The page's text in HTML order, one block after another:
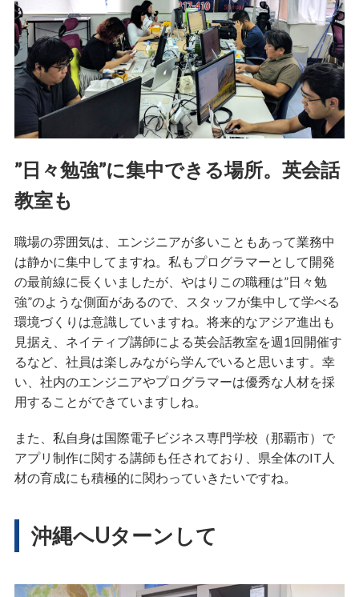
”日々勉強”に集中できる場所。英会話
教室も
職場の雰囲気は、エンジニアが多いこともあって業務中
は静かに集中してますね。私もプログラマーとして開発
の最前線に長くいましたが、やはりこの職種は”日々勉
強”のような側面があるので、スタッフが集中して学べる
環境づくりは意識していますね。将来的なアジア進出も
見据え、ネイティブ講師による英会話教室を週1回開催す
るなど、社員は楽しみながら学んでいると思います。幸
い、社内のエンジニアやプログラマーは優秀な人材を採
用することができていますしね。
また、私自身は国際電子ビジネス専門学校（那覇市）で
アプリ制作に関する講師も任されており、県全体のIT人
材の育成にも積極的に関わっていきたいですね。
沖縄へUターンして